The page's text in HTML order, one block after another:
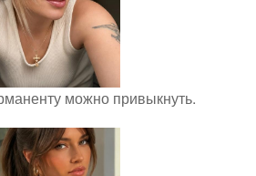
можно привыкнуть.